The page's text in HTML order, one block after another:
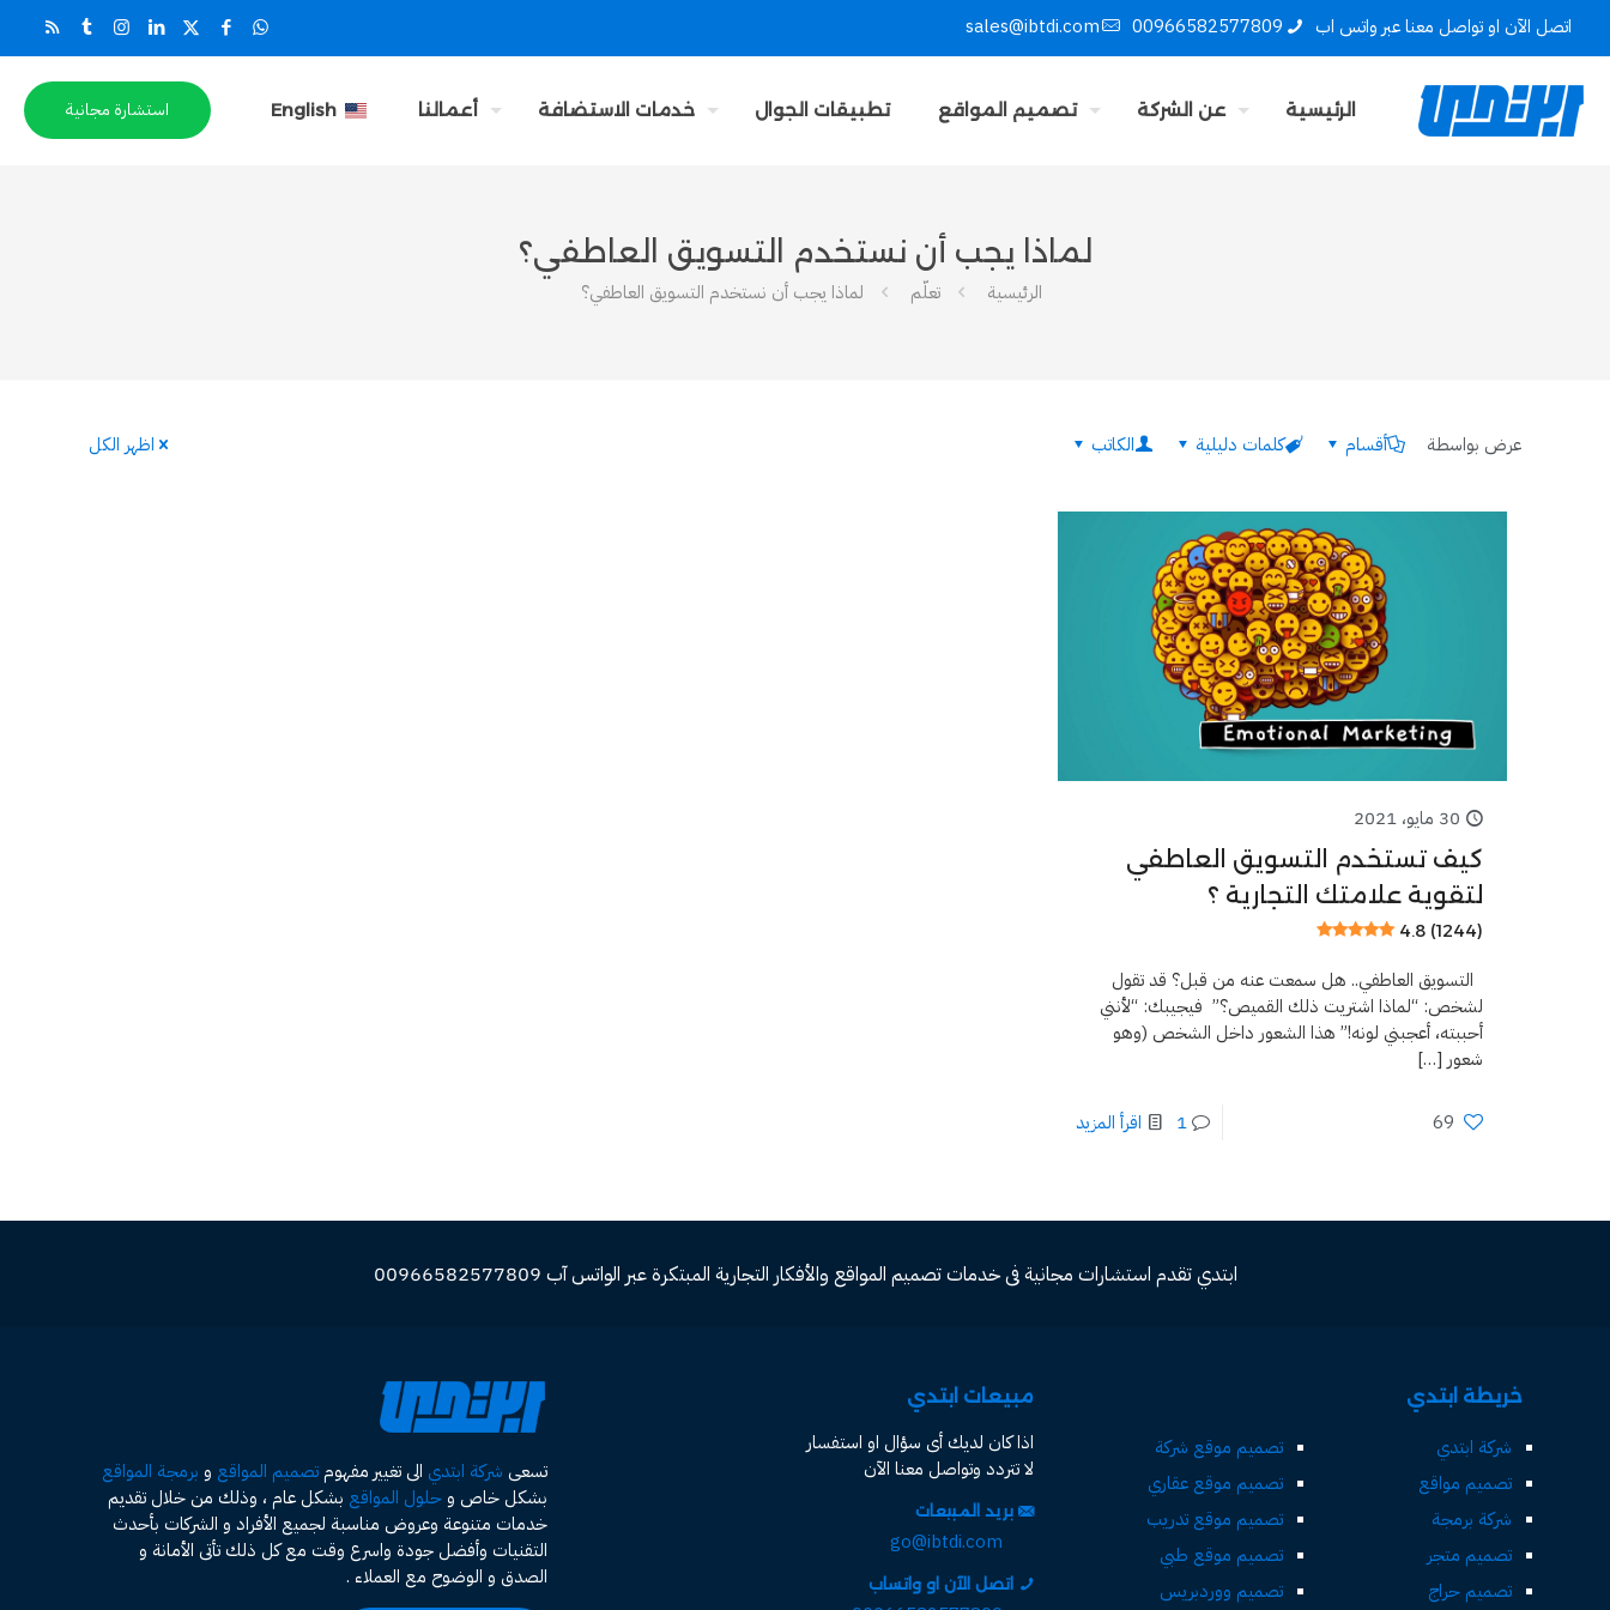
اتصل الآن او تواصل معنا عبر واتس اب 00966582577809
sales@ibtdi.com
الرئيسية عن الشركة تصميم المواقع تطبيقات الجوال خدمات الاستضافة أعمالنا English استشارة مجانية
لماذا يجب أن نستخدم التسويق العاطفي؟
الرئيسية تعلّم لماذا يجب أن نستخدم التسويق العاطفي؟
عرض بواسطة أقسام كلمات دليلية الكاتب اظهر الكل
30 مايو، 2021
كيف تستخدم التسويق العاطفي
لتقوية علامتك التجارية ؟
4.8 (1244)
التسويق العاطفي.. هل سمعت عنه من قبل؟ قد تقول
لشخص: “لماذا اشتريت ذلك القميص؟” فيجيبك: “لأنني
أحببته، أعجبني لونه!” هذا الشعور داخل الشخص (وهو
شعور […]
69
1 اقرأ المزيد
ابتدي تقدم استشارات مجانية فى خدمات تصميم المواقع والأفكار التجارية المبتكرة عبر الواتس آب 00966582577809
خريطة ابتدي
شركة ابتدي
تصميم مواقع
شركة برمجة
تصميم متجر
تصميم حراج
تصميم موقع شركة
تصميم موقع عقاري
تصميم موقع تدريب
تصميم موقع طبي
تصميم ووردبريس
مبيعات ابتدي
اذا كان لديك أى سؤال او استفسار
لا تتردد وتواصل معنا الآن
بريد المبيعات
go@ibtdi.com
اتصل الآن او واتساب
تسعى شركة ابتدي الى تغيير مفهومتصميم المواقع و برمجة المواقع
بشكل خاص وحلول المواقع بشكل عام ، وذلك من خلال تقديم
خدمات متنوعة وعروض مناسبة لجميع الأفراد و الشركات بأحدث
التقنيات وأفضل جودة واسرع وقت مع كل ذلك تأتى الأمانة و
الصدق و الوضوح مع العملاء .